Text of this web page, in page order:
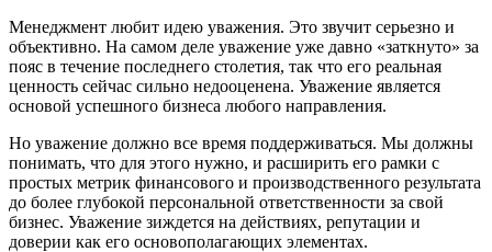
Менеджмент любит идею уважения. Это звучит серьезно и
объективно. На самом деле уважение уже давно «заткнуто» за
пояс в течение последнего столетия, так что его реальная
ценность сейчас сильно недооценена. Уважение является
основой успешного бизнеса любого направления.
Но уважение должно все время поддерживаться. Мы должны
понимать, что для этого нужно, и расширить его рамки с
простых метрик финансового и производственного результата
до более глубокой персональной ответственности за свой
бизнес. Уважение зиждется на действиях, репутации и
доверии как его основополагающих элементах.